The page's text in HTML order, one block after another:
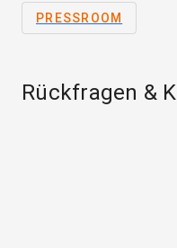
PRESSROOM
Rückfragen &